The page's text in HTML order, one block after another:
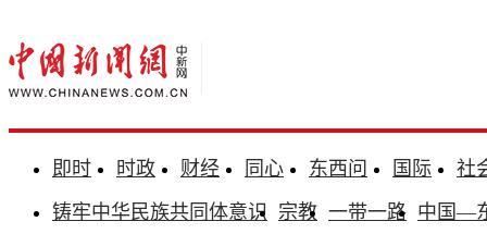
即时 时政 财经 同心 东西问 国际
社
铸牢中华民族共同体意识 宗教 一带一路 中国—